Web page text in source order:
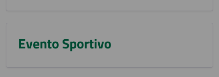
Evento Sportivo